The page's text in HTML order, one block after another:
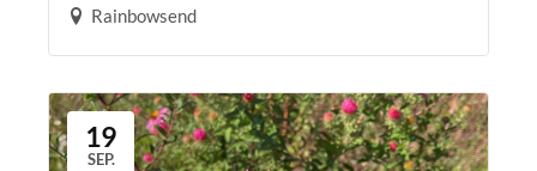
Rainbowsend
19
SEP.